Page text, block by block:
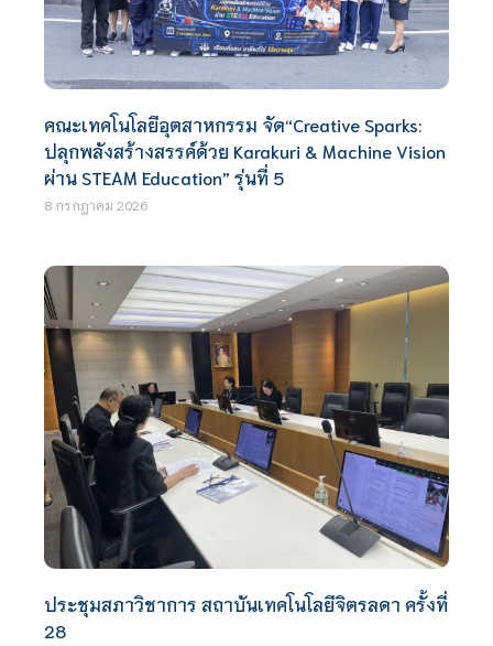
คณะเทคโนโลยีอุตสาหกรรม จัด“Creative Sparks:
ปลุกพลังสร้างสรรค์ด้วย Karakuri & Machine Vision
ผ่าน STEAM Education” รุ่นที่ 5
8 กรกฎาคม 2026
ประชุมสภาวิชาการ สถาบันเทคโนโลยีจิตรลดา ครั้งที่
28